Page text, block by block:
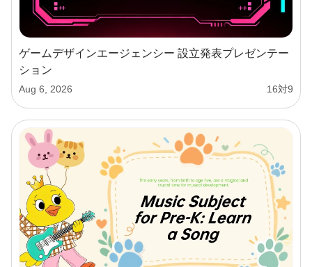
ゲームデザインエージェンシー 設立発表プレゼンテー
ション
Aug 6, 2026 16対9